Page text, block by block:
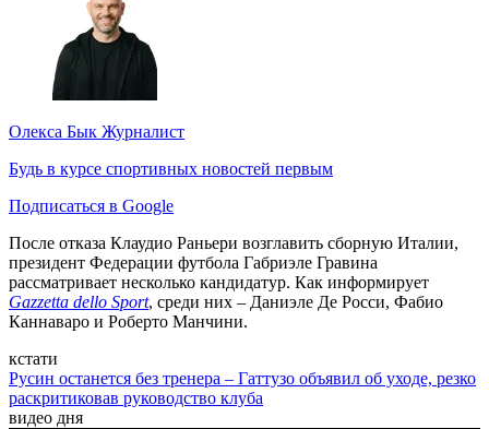
Олекса Бык Журналист
Будь в курсе спортивных новостей первым
Подписаться в Google
После отказа Клаудио Раньери возглавить сборную Италии,
президент Федерации футбола Габриэле Гравина
рассматривает несколько кандидатур. Как информирует
Gazzetta dello Sport, среди них – Даниэле Де Росси, Фабио
Каннаваро и Роберто Манчини.
кстати
Русин останется без тренера – Гаттузо объявил об уходе, резко
раскритиковав руководство клуба
видео дня